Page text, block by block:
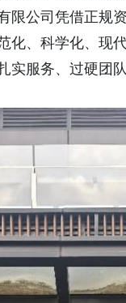
限公司凭借正规
化、科学化、现
实服务、过硬团